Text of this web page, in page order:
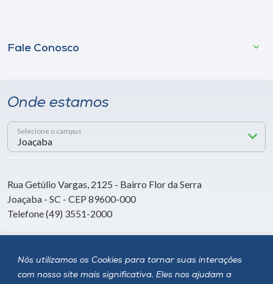
Nós utilizamos os Cookies para tornar suas interações
com nosso site mais significativa. Eles nos ajudam a
Fale Conosco
Onde estamos
Selecione o campus
Rua Getúlio Vargas, 2125 - Bairro Flor da Serra
Joaçaba - SC - CEP 89600-000
Telefone (49) 3551-2000
Siga a Unoesc